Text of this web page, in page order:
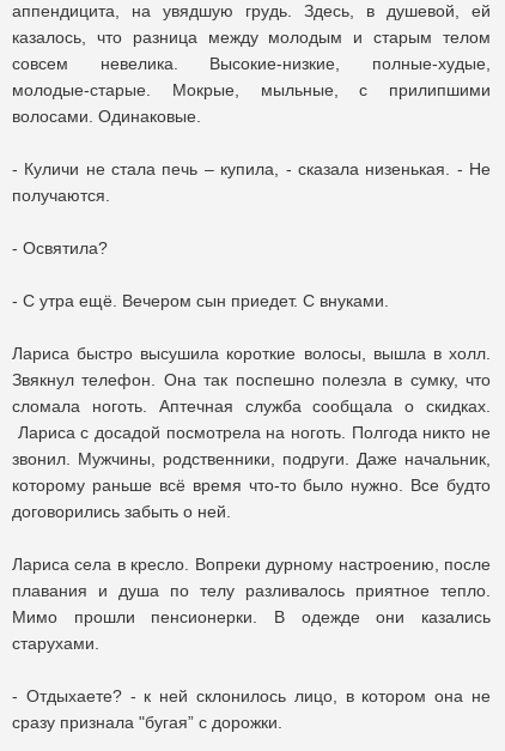
аппендицита, на увядшую грудь. Здесь, в душевой, ей
казалось, что разница между молодым и старым телом
совсем невелика. Высокие-низкие, полные-худые,
молодые-старые. Мокрые, мыльные, с прилипшими
волосами. Одинаковые.
- Куличи не стала печь – купила, - сказала низенькая. - Не
получаются.
- Освятила?
- С утра ещё. Вечером сын приедет. С внуками.
Лариса быстро высушила короткие волосы, вышла в холл.
Звякнул телефон. Она так поспешно полезла в сумку, что
сломала ноготь. Аптечная служба сообщала о скидках.
Лариса с досадой посмотрела на ноготь. Полгода никто не
звонил. Мужчины, родственники, подруги. Даже начальник,
которому раньше всё время что-то было нужно. Все будто
договорились забыть о ней.
Лариса села в кресло. Вопреки дурному настроению, после
плавания и душа по телу разливалось приятное тепло.
Мимо прошли пенсионерки. В одежде они казались
старухами.
- Отдыхаете? - к ней склонилось лицо, в котором она не
сразу признала "бугая” с дорожки.